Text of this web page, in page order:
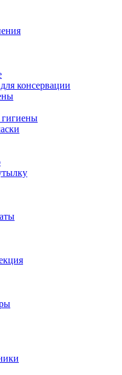
консервации
гигиены